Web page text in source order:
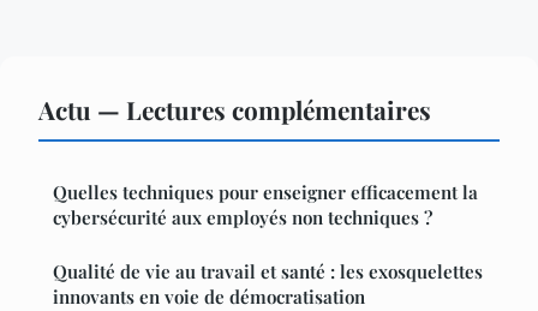
Actu — Lectures complémentaires
Quelles techniques pour enseigner efficacement la
cybersécurité aux employés non techniques ?
Qualité de vie au travail et santé : les exosquelettes
innovants en voie de démocratisation